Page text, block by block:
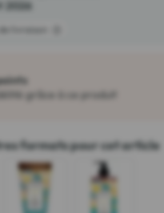
2026
livraison
grâce à ce produit
formats pour cet article